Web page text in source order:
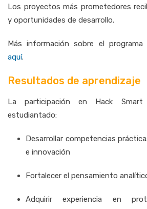
Los proyectos más prometedores
y oportunidades de desarrollo.
Más información sobre el programa
aquí.
Resultados de aprendizaje
La participación en Hack
estudiantado:
Desarrollar competencias
e innovación
Fortalecer el pensamiento
Adquirir experiencia en